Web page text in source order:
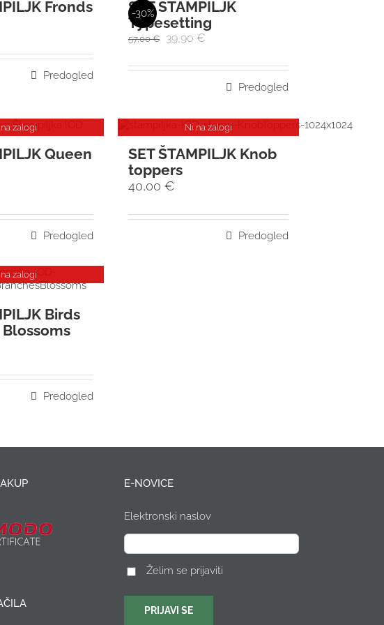
Fronds
Predogled
-30%
SET ŠTAMPILJK
Typesetting
57,00€ 39,90 €
Predogled
zalogi
Queen
Predogled
Ni na zalogi
SET ŠTAMPILJK Knob
toppers
40,00 €
Predogled
zalogi
Birds
Predogled
E-NOVICE
Elektronski naslov
Želim se prijaviti